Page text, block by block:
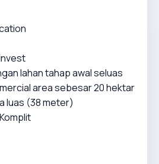
lahan tahap awal seluas
area sebesar 20 hektar
luas (38 meter)